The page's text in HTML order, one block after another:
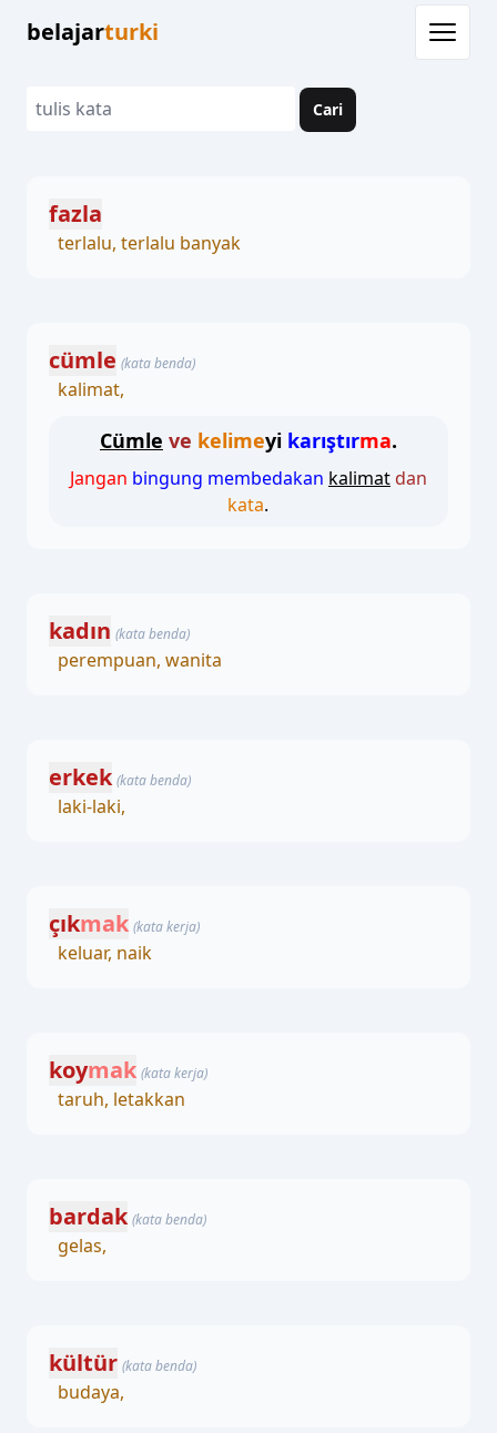
belajarturki
Cari
fazla
terlalu, terlalu banyak
cümle (kata benda)
kalimat,
Cümle ve kelimeyi karıştırma.
Jangan bingung membedakan kalimatdan
kata.
kadın (kata benda)
perempuan, wanita
erkek (kata benda)
laki-laki,
çıkmak (kata kerja)
keluar, naik
koymak (kata kerja)
taruh, letakkan
bardak (kata benda)
gelas,
kültür (kata benda)
budaya,